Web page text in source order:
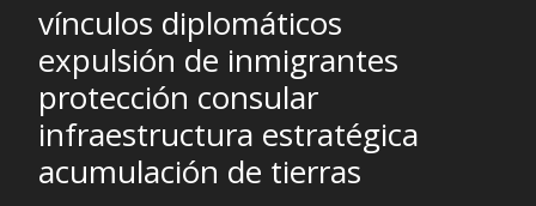
vínculos diplomáticos
expulsión de inmigrantes
protección consular
infraestructura estratégica
acumulación de tierras